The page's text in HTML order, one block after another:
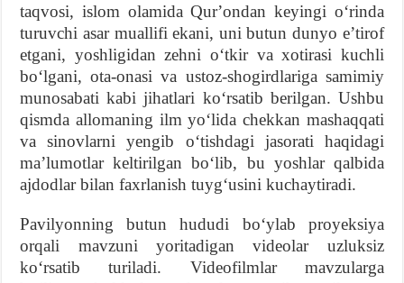
taqvosi, islom olamida Qurʼondan keyingi oʻrinda
turuvchi asar muallifi ekani, uni butun dunyo eʼtirof
etgani, yoshligidan zehni oʻtkir va xotirasi kuchli
boʻlgani, ota-onasi va ustoz-shogirdlariga samimiy
munosabati kabi jihatlari koʻrsatib berilgan. Ushbu
qismda allomaning ilm yoʻlida chekkan mashaqqati
va sinovlarni yengib oʻtishdagi jasorati haqidagi
maʼlumotlar keltirilgan boʻlib, bu yoshlar qalbida
ajdodlar bilan faxrlanish tuygʻusini kuchaytiradi.
Pavilyonning butun hududi boʻylab proyeksiya
orqali mavzuni yoritadigan videolar uzluksiz
koʻrsatib turiladi. Videofilmlar mavzularga